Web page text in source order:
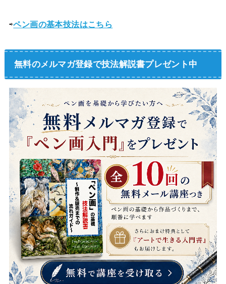
⇨ペン画の基本技法はこちら
無料のメルマガ登録で技法解説書プレゼント中